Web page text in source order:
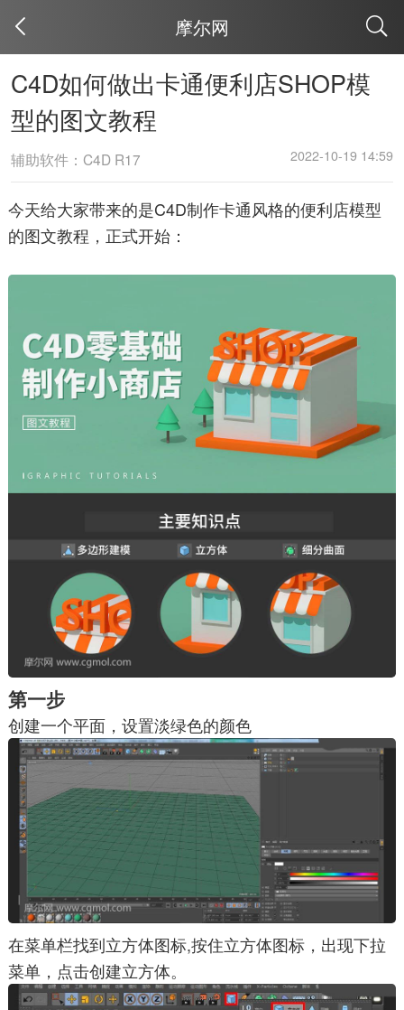
摩尔网
C4D如何做出卡通便利店SHOP模
型的图文教程
辅助软件：C4D R17 2022-10-19 14:59
今天给大家带来的是C4D制作卡通风格的便利店模型
的图文教程，正式开始：
第一步
创建一个平面，设置淡绿色的颜色
在菜单栏找到立方体图标,按住立方体图标，出现下拉
菜单，点击创建立方体。
取消